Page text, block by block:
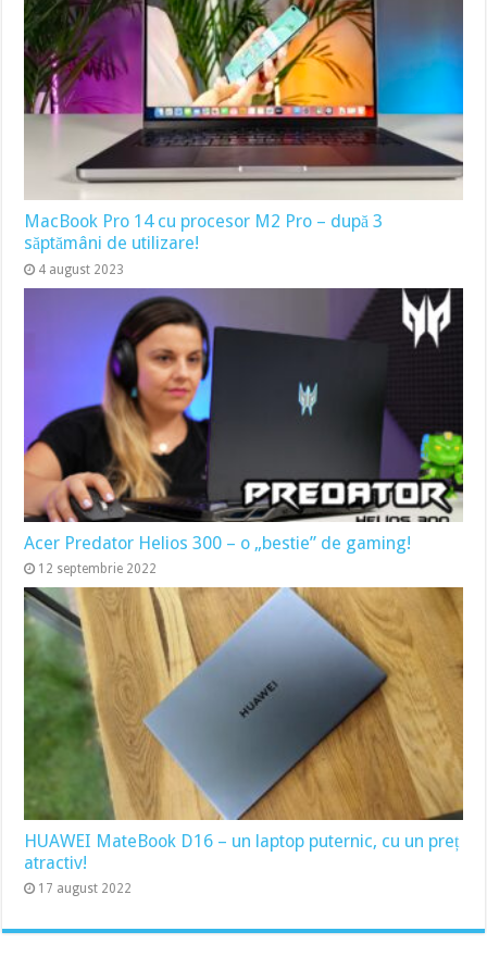
MacBook Pro 14 cu procesor M2 Pro – după 3
săptămâni de utilizare!
4 august 2023
Acer Predator Helios 300 – o „bestie” de gaming!
12 septembrie 2022
HUAWEI MateBook D16 – un laptop puternic, cu un preț
atractiv!
17 august 2022